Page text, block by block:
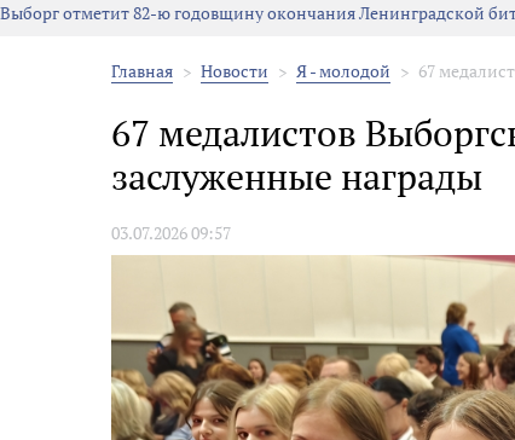
Выборг отметит 82-ю годовщину окончания Ленинградской
Главная Новости Я - молодой 67
67 медалистов
заслуженные награды
03.07.2026 09:57